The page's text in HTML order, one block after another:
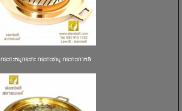
กระทะหมูกระทะ กระทะชาบู กระทะเกาหลี